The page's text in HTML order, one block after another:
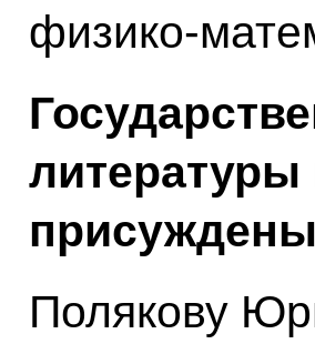
физико-
литературы
Полякову